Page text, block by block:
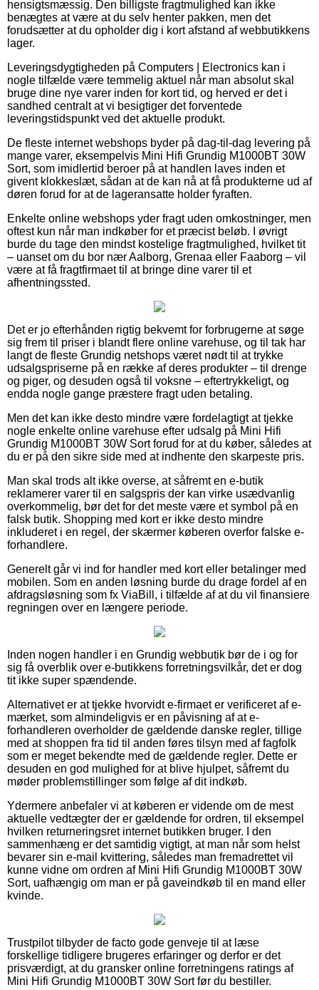
hensigtsmæssig. Den billigste fragtmulighed kan ikke
benægtes at være at du selv henter pakken, men det
forudsætter at du opholder dig i kort afstand af webbutikkens
lager.
Leveringsdygtigheden på Computers | Electronics kan i
nogle tilfælde være temmelig aktuel når man absolut skal
bruge dine nye varer inden for kort tid, og herved er det i
sandhed centralt at vi besigtiger det forventede
leveringstidspunkt ved det aktuelle produkt.
De fleste internet webshops byder på dag-til-dag levering på
mange varer, eksempelvis Mini Hifi Grundig M1000BT 30W
Sort, som imidlertid beroer på at handlen laves inden et
givent klokkeslæt, sådan at de kan nå at få produkterne ud af
døren forud for at de lageransatte holder fyraften.
Enkelte online webshops yder fragt uden omkostninger, men
oftest kun når man indkøber for et præcist beløb. I øvrigt
burde du tage den mindst kostelige fragtmulighed, hvilket tit
– uanset om du bor nær Aalborg, Grenaa eller Faaborg – vil
være at få fragtfirmaet til at bringe dine varer til et
afhentningssted.
Det er jo efterhånden rigtig bekvemt for forbrugerne at søge
sig frem til priser i blandt flere online varehuse, og til tak har
langt de fleste Grundig netshops været nødt til at trykke
udsalgspriserne på en række af deres produkter – til drenge
og piger, og desuden også til voksne – eftertrykkeligt, og
endda nogle gange præstere fragt uden betaling.
Men det kan ikke desto mindre være fordelagtigt at tjekke
nogle enkelte online varehuse efter udsalg på Mini Hifi
Grundig M1000BT 30W Sort forud for at du køber, således at
du er på den sikre side med at indhente den skarpeste pris.
Man skal trods alt ikke overse, at såfremt en e-butik
reklamerer varer til en salgspris der kan virke usædvanlig
overkommelig, bør det for det meste være et symbol på en
falsk butik. Shopping med kort er ikke desto mindre
inkluderet i en regel, der skærmer køberen overfor falske e-
forhandlere.
Generelt går vi ind for handler med kort eller betalinger med
mobilen. Som en anden løsning burde du drage fordel af en
afdragsløsning som fx ViaBill, i tilfælde af at du vil finansiere
regningen over en længere periode.
Inden nogen handler i en Grundig webbutik bør de i og for
sig få overblik over e-butikkens forretningsvilkår, det er dog
tit ikke super spændende.
Alternativet er at tjekke hvorvidt e-firmaet er verificeret af e-
mærket, som almindeligvis er en påvisning af at e-
forhandleren overholder de gældende danske regler, tillige
med at shoppen fra tid til anden føres tilsyn med af fagfolk
som er meget bekendte med de gældende regler. Dette er
desuden en god mulighed for at blive hjulpet, såfremt du
møder problemstillinger som følge af dit indkøb.
Ydermere anbefaler vi at køberen er vidende om de mest
aktuelle vedtægter der er gældende for ordren, til eksempel
hvilken returneringsret internet butikken bruger. I den
sammenhæng er det samtidig vigtigt, at man når som helst
bevarer sin e-mail kvittering, således man fremadrettet vil
kunne vidne om ordren af Mini Hifi Grundig M1000BT 30W
Sort, uafhængig om man er på gaveindkøb til en mand eller
kvinde.
Trustpilot tilbyder de facto gode genveje til at læse
forskellige tidligere brugeres erfaringer og derfor er det
prisværdigt, at du gransker online forretningens ratings af
Mini Hifi Grundig M1000BT 30W Sort før du bestiller.